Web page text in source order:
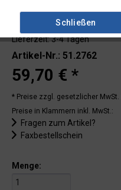
Lieferzeit: 3-4 Tagen
Artikel-Nr.: 51.2762
59,70 € *
* Preise zzgl. gesetzlicher MwSt.
Preise in Klammern inkl. MwSt.:
Fragen zum Artikel?
Faxbestellschein
Menge:
Schließen